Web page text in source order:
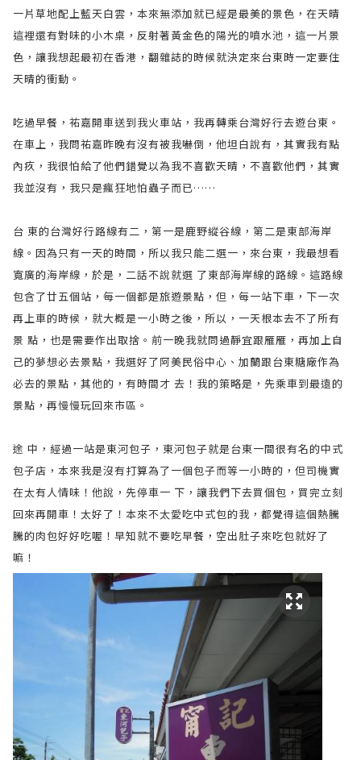
一片草地配上藍天白雲，本來無添加就已經是最美的景色，在天晴
這裡還有對味的小木桌，反射著黃金色的陽光的噴水池，這一片景
色，讓我想起最初在香港，翻雜誌的時候就決定來台東時一定要住
天晴的衝動。
吃過早餐，祐嘉開車送到我火車站，我再轉乘台灣好行去遊台東。
在車上，我問祐嘉昨晚有沒有被我嚇倒，他坦白說有，其實我有點
內疚，我很怕給了他們錯覺以為我不喜歡天晴，不喜歡他們，其實
我並沒有，我只是瘋狂地怕蟲子而已……
台 東的台灣好行路線有二，第一是鹿野縱谷線，第二是東部海岸
線。因為只有一天的時間，所以我只能二選一，來台東，我最想看
寬廣的海岸線，於是，二話不說就選 了東部海岸線的路線。這路線
包含了廿五個站，每一個都是旅遊景點，但，每一站下車，下一次
再上車的時候，就大概是一小時之後，所以，一天根本去不了所有
景 點，也是需要作出取捨。前一晚我就問過靜宜跟雁雁，再加上自
己的夢想必去景點，我選好了阿美民俗中心、加蘭跟台東糖廠作為
必去的景點，其他的，有時間才 去！我的策略是，先乘車到最遠的
景點，再慢慢玩回來市區。
途 中，經過一站是東河包子，東河包子就是台東一間很有名的中式
包子店，本來我是沒有打算為了一個包子而等一小時的，但司機實
在太有人情味！他說，先停車一 下，讓我們下去買個包，買完立刻
回來再開車！太好了！本來不太愛吃中式包的我，都覺得這個熱騰
騰的肉包好好吃喔！早知就不要吃早餐，空出肚子來吃包就好了
嘛！